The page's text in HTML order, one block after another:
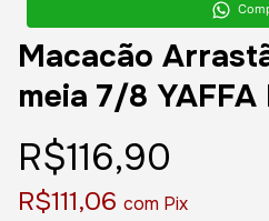
Macacão
meia 7/8
R$116,90
R$111,06 com Pix